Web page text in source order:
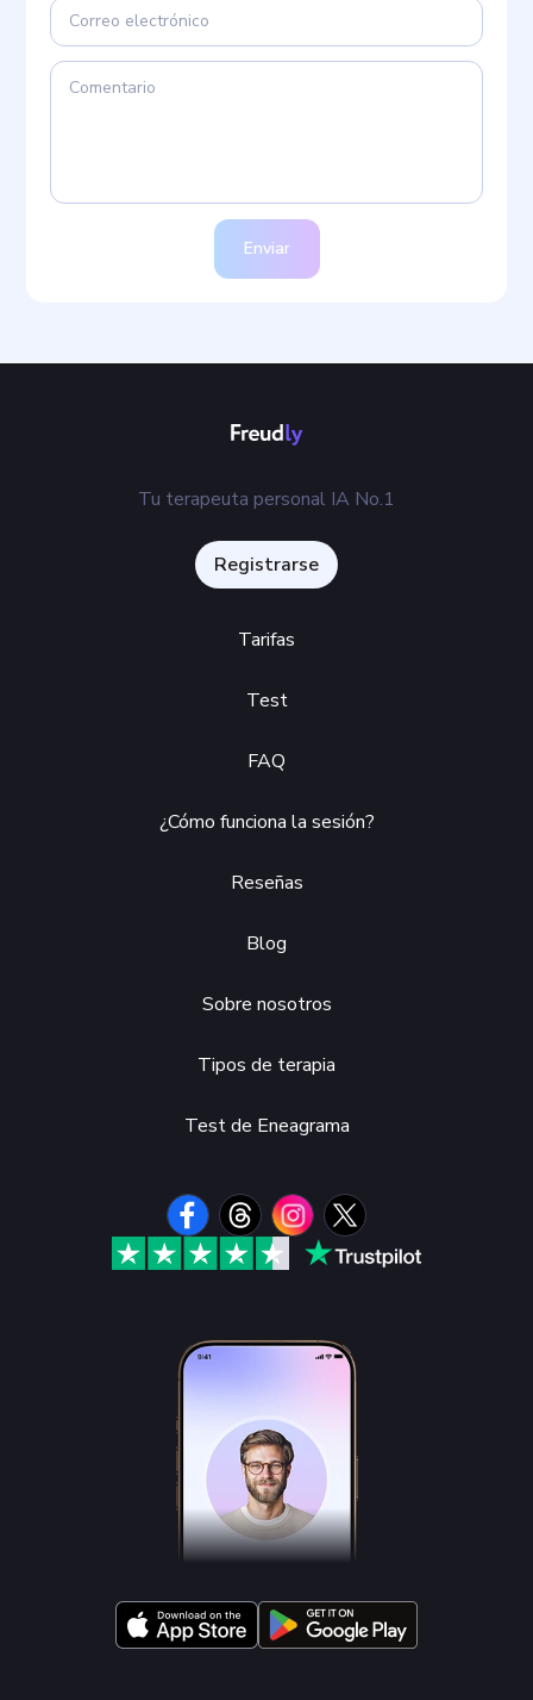
Enviar
Tu terapeuta personal IA No.1
Registrarse
Tarifas
Test
FAQ
¿Cómo funciona la sesión?
Reseñas
Blog
Sobre nosotros
Tipos de terapia
Test de Eneagrama